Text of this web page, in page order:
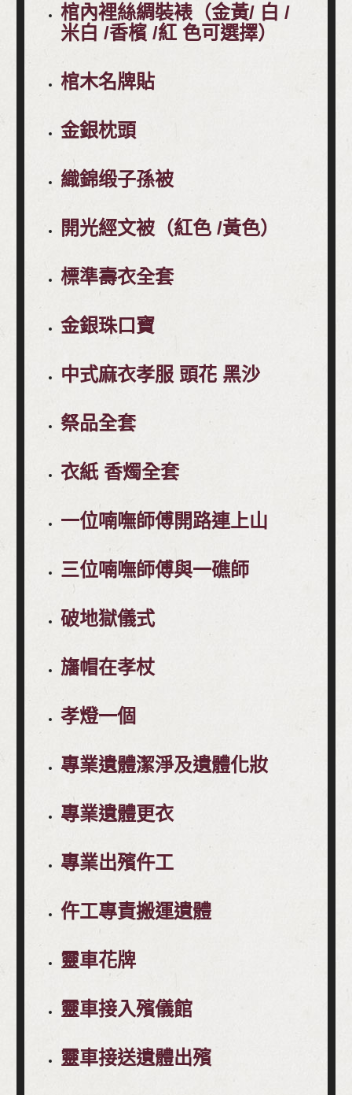
棺內裡絲綢裝裱（金黃/ 白 /
米白 /香檳 /紅 色可選擇）
棺木名牌貼
金銀枕頭
織錦缎子孫被
開光經文被（紅色 /黃色）
標準壽衣全套
金銀珠口寶
中式麻衣孝服 頭花 黑沙
祭品全套
衣紙 香燭全套
一位喃嘸師傅開路連上山
三位喃嘸師傅與一礁師
破地獄儀式
旛帽在孝杖
孝燈一個
專業遺體潔淨及遺體化妝
專業遺體更衣
專業出殯仵工
仵工專責搬運遺體
靈車花牌
靈車接入殯儀館
靈車接送遺體出殯